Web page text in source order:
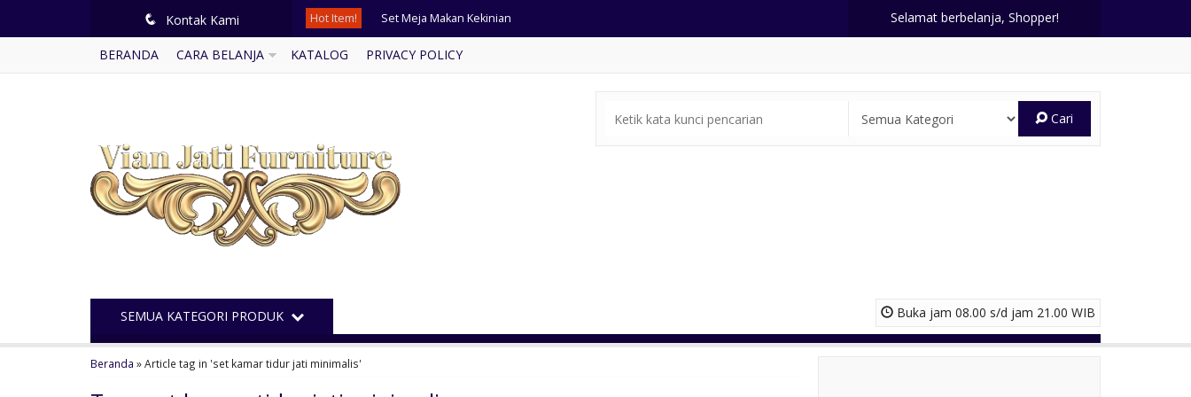
q Kontak Kami Hot Item! Set Meja Makan Kekinian
Desain Kursi Tamu Modern Tropis
Kursi Cafe Jati Anyaman Rotan
Kursi Tamu Mewah Ukir Jepara
Selamat berbelanja, Shopper!
BERANDA CARA BELANJA KATALOG PRIVACY POLICY
Cari
Buka jam 08.00 s/d jam 21.00 WIB
SEMUA KATEGORI PRODUK
Beranda »Article tag in 'set kamar tidur jati minimalis'